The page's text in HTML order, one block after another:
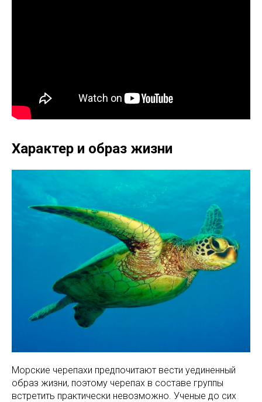
Характер и образ жизни
Морские черепахи предпочитают вести уединенный
образ жизни, поэтому черепах в составе группы
встретить практически невозможно. Ученые до сих